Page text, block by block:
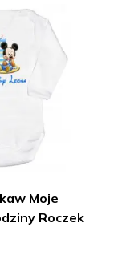
Moje
Roczek